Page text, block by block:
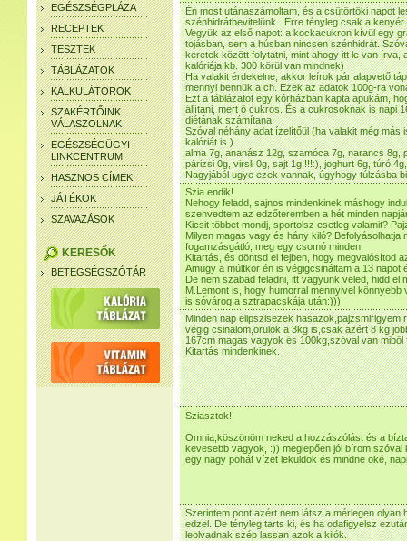
EGÉSZSÉGPLÁZA
RECEPTEK
TESZTEK
TÁBLÁZATOK
KALKULÁTOROK
SZAKÉRTŐINK
VÁLASZOLNAK
EGÉSZSÉGÜGYI
LINKCENTRUM
HASZNOS CÍMEK
JÁTÉKOK
SZAVAZÁSOK
KERESŐK
BETEGSÉGSZÓTÁR
Én most utánaszámoltam, és a csütörtöki napot
szénhidrátbevitelünk...Erre tényleg csak a
Vegyük az első napot: a kockacukron kívül egy
tojásban, sem a húsban nincsen szénhidrát.
keretek között folytatni, mint ahogy itt le van írva,
kalóriája kb. 300 körül van mindnek)
Ha valakit érdekelne, akkor leírok pár alapvető
mennyi bennük a ch. Ezek az adatok 100g-ra
Ezt a táblázatot egy kórházban kapta apukám,
állítani, mert ő cukros. És a cukrosoknak is napi
diétának számítana.
Szóval néhány adat ízelítőül (ha valakit még más
kalóriát is.)
alma 7g, ananász 12g, szamóca 7g, narancs 8g,
párizsi 0g, virsli 0g, sajt 1g!!!!:), joghurt 6g, túró
Nagyjából ugye ezek vannak, úgyhogy túlzásba
Szia endik!
Nehogy feladd, sajnos mindenkinek máshogy
szenvedtem az edzőteremben a hét minden
Kicsit többet mondj, sportolsz esetleg valamit?
Milyen magas vagy és hány kiló?
fogamzásgátló, meg egy csomó minden.
Kitartás, és döntsd el fejben, hogy megvalósítod
Amúgy a múltkor én is végigcsináltam a 13 napot
De nem szabad feladni, itt vagyunk veled, hidd el
M.Lemont is, hogy humorral mennyivel
is sóvárog a sztrapacskája után:)))
Minden nap elipszisezek hasazok,pajzsmirigyem
végig csinálom,örülök a 3kg is,csak azért 8 kg
167cm magas vagyok és 100kg,szóval van miből
Kitartás mindenkinek.
Sziasztok!
Omnia,köszönöm neked a hozzászólást és a
kevesebb vagyok, :)) meglepően jól
egy nagy pohát vízet leküldök és mindne oké,
Szerintem pont azért nem látsz a mérlegen olyan
edzel. De tényleg tarts ki, és ha odafigyelsz
leolvadnak szép lassan azok a kilók.